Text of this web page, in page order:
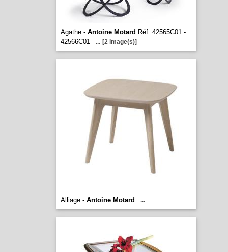
Agathe - Antoine Motard Réf. 42565C01 -
42566C01
... [2 image(s)]
Alliage - Antoine Motard ...